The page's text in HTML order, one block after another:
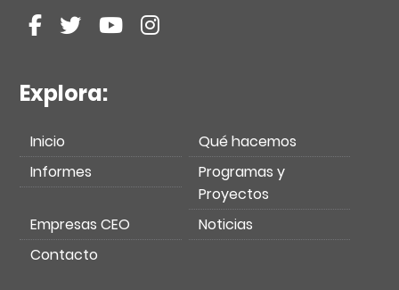
Explora:
Inicio
Qué hacemos
Informes
Programas y
Proyectos
Empresas CEO
Noticias
Contacto